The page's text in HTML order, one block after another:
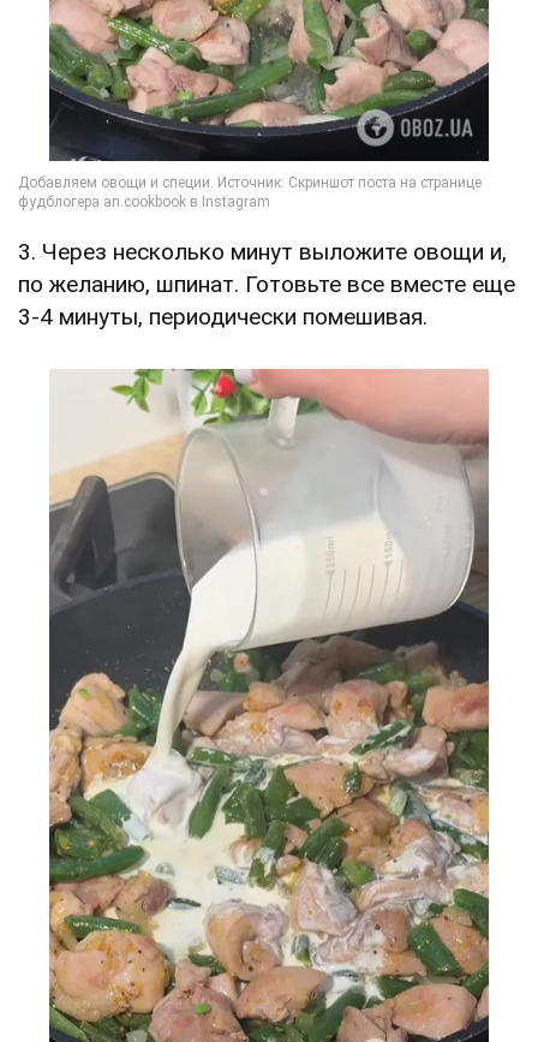
3. Через несколько минут выложите овощи и,
по желанию, шпинат. Готовьте все вместе еще
3-4 минуты, периодически помешивая.